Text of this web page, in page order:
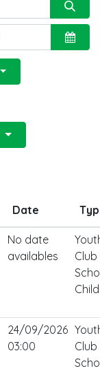
Date
No date
availables
Club
24/09/2026
03:00
Club